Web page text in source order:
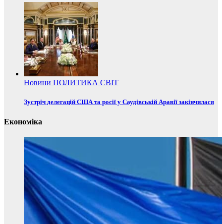
Новини ПОЛИТИКА СВІТ
Зустріч делегацій США та росії у Саудівській Аравії закінчилася
Економіка